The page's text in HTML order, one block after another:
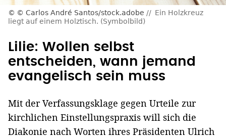
© Carlos André Santos/stock.adobe
Ein Holzkreuz
liegt auf einem Holztisch. (Symbolbild)
Lilie: Wollen selbst
entscheiden, wann jemand
evangelisch sein muss
Mit der Verfassungsklage gegen Urteile zur
kirchlichen Einstellungspraxis will sich die
Diakonie nach Worten ihres Präsidenten Ulrich